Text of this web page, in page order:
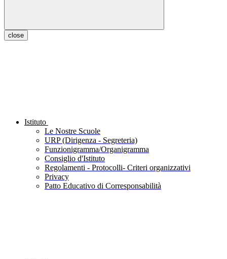
close
Istituto
Le Nostre Scuole
URP (Dirigenza - Segreteria)
Funzionigramma/Organigramma
Consiglio d'Istituto
Regolamenti - Protocolli- Criteri organizzativi
Privacy
Patto Educativo di Corresponsabilità